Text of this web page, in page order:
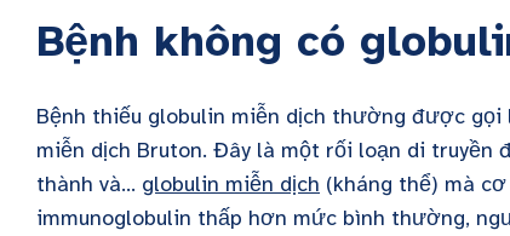
Bệnh không có
Bệnh thiếu globulin miễn dịch thường được
miễn dịch Bruton. Đây là một rối loạn di
thành và... globulin miễn dịch (kháng thể) mà
immunoglobulin thấp hơn mức bình thường,